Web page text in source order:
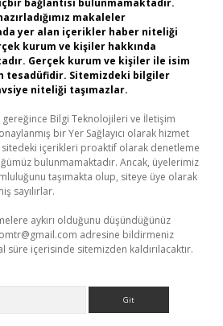
bağlantısı bulunmamaktadır.
makaleler
yer alan içerikler haber niteliği
kurum ve kişiler hakkında
Gerçek kurum ve kişiler ile isim
tesadüfidir. Sitemizdeki bilgiler
niteliği taşımazlar.
gereğince Bilgi Teknolojileri ve İletişim
bir Yer Sağlayıcı olarak hizmet
içerikleri proaktif olarak denetleme
bulunmamaktadır. Ancak, üyelerimiz
taşımakta olup, siteye üye olarak
sayılırlar.
aykırı olduğunu düşündüğünüz
adresine bildirmeniz
süre içerisinde sitemizden kaldırılacaktır.